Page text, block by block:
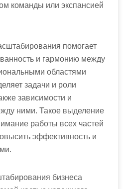
команды или экспансией
помогает
и гармонию между
областями
задачи и роли
зависимости и
ними. Такое выделение
работы всех частей
эффективность и
бизнеса